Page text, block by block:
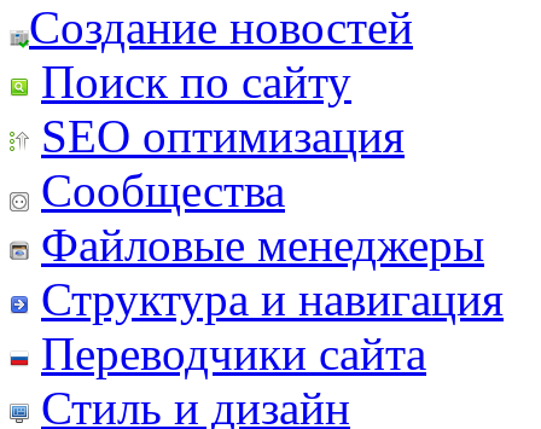
Создание новостей
Поиск по сайту
SEO оптимизация
Сообщества
Файловые менеджеры
Структура и навигация
Переводчики сайта
Стиль и дизайн